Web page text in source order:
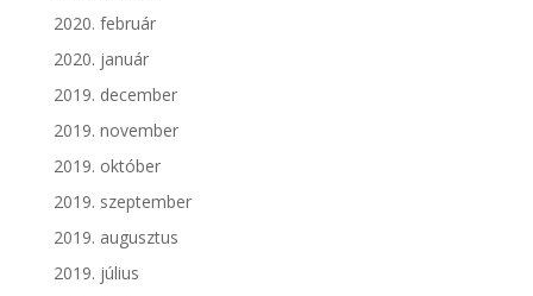
2020. február
2020. január
2019. december
2019. november
2019. október
2019. szeptember
2019. augusztus
2019. július